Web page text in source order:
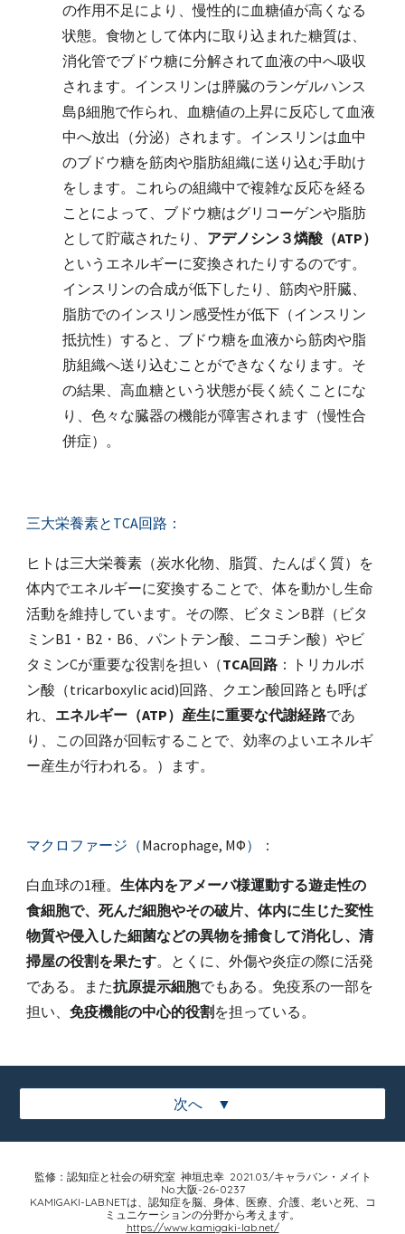
の作用不足により、慢性的に血糖値が高くなる
状態。食物として体内に取り込まれた糖質は、
消化管でブドウ糖に分解されて血液の中へ吸収
されます。インスリンは膵臓のランゲルハンス
島β細胞で作られ、血糖値の上昇に反応して血液
中へ放出（分泌）されます。インスリンは血中
のブドウ糖を筋肉や脂肪組織に送り込む手助け
をします。これらの組織中で複雑な反応を経る
ことによって、ブドウ糖はグリコーゲンや脂肪
として貯蔵されたり、 アデノシン３燐酸（ATP）
というエネルギーに変換されたりするのです。
インスリンの合成が低下したり、筋肉や肝臓、
脂肪でのインスリン感受性が低下（インスリン
抵抗性）すると、ブドウ糖を血液から筋肉や脂
肪組織へ送り込むことができなくなります。そ
の結果、高血糖という状態が長く続くことにな
り、色々な臓器の機能が障害されます（慢性合
併症）。
三大栄養素とTCA回路：
ヒトは三大栄養素（炭水化物、脂質、たんぱく質）を
体内でエネルギーに変換することで、体を動かし生命
活動を維持しています。その際、ビタミンB群（ビタ
ミンB1・B2・B6、パントテン酸、ニコチン酸）やビ
タミンCが重要な役割を担い（TCA回路 ：トリカルボ
ン酸（tricarboxylic acid)回路、クエン酸回路とも呼ば
れ、 エネルギー（ATP）産生に重要な代謝経路であ
り、この回路が回転することで、効率のよいエネルギ
ー産生が行われる。）ます。
マクロファージ（Macrophage, MΦ）：
白血球の1種。生体内をアメーバ様運動する遊走性の
食細胞で、死んだ細胞やその破片、体内に生じた変性
物質や侵入した細菌などの異物を捕食して消化し、清
掃屋の役割を果たす。とくに、外傷や炎症の際に活発
である。また抗原提示細胞でもある。免疫系の一部を
担い、免疫機能の中心的役割 を担っている。
次へ ▼
監修：認知症と社会の研究室 神垣忠幸 2021.03/キャラバン・メイト
No.大阪-26-0237
KAMIGAKI-LAB.NETは、認知症を脳、身体、医療、介護、老いと死、コ
ミュニケーションの分野から考えます。
https://www.kamigaki-lab.net/